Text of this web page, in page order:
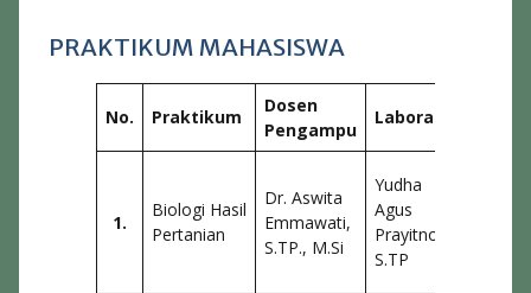
PRAKTIKUM MAHASISWA
No. Praktikum
Dosen
Pengampu
Laboran
1.
Biologi Hasil
Pertanian
Dr. Aswita
Emmawati,
S.TP., M.Si
Yudha
Agus
Prayitno,
S.TP